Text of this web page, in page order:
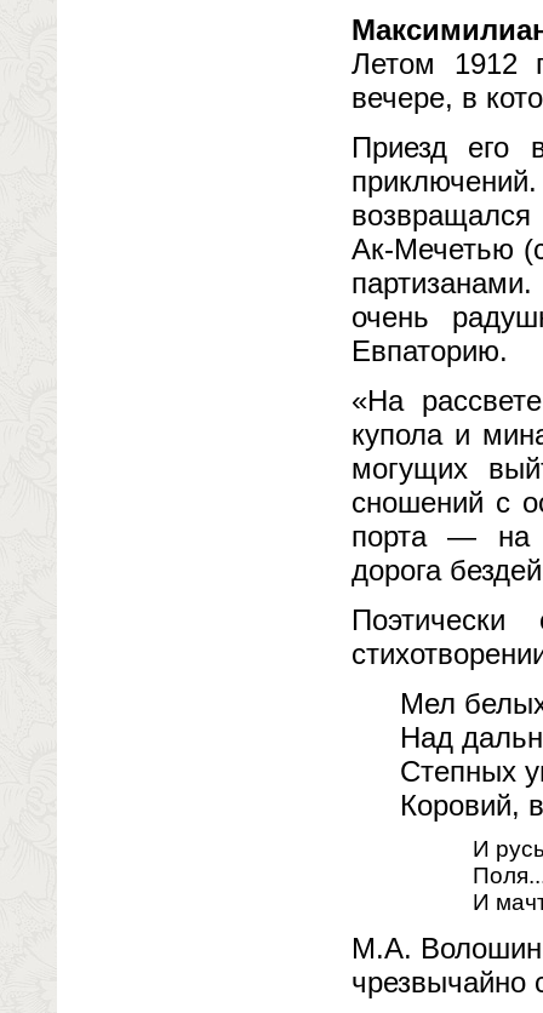
Летом 1912
вечере, в
Приезд его
Ак-Мечетью
очень
Евпаторию.
«На
купола и
могущих
сношений с
порта — на
дорога
Мел
Над
Степных
Коровий,
И
И
М.А. Волошин
чрезвычайно